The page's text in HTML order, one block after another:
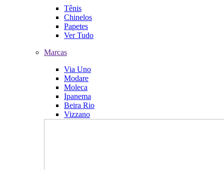
Tênis
Chinelos
Papetes
Ver Tudo
Marcas
Via Uno
Modare
Moleca
Ipanema
Beira Rio
Vizzano